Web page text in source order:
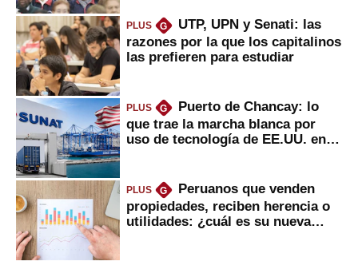
PLUS G
UTP, UPN y Senati: las
razones por la que los capitalinos
las prefieren para estudiar
PLUS G
Puerto de Chancay: lo
que trae la marcha blanca por
uso de tecnología de EE.UU. en
PLUS G
Peruanos que venden
propiedades, reciben herencia o
utilidades: ¿cuál es su nueva